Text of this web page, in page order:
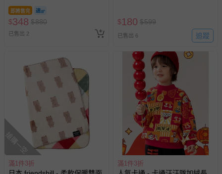
水藍 (40x80cm)
即將售完
$348 $880
已售出 2
$180 $599
已售出 6 追蹤
搶購一空
滿1件3折 滿1件3折